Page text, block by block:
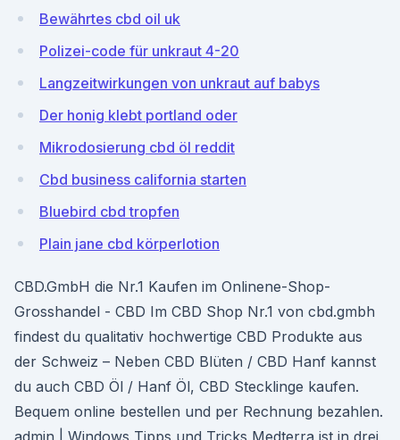
Bewährtes cbd oil uk
Polizei-code für unkraut 4-20
Langzeitwirkungen von unkraut auf babys
Der honig klebt portland oder
Mikrodosierung cbd öl reddit
Cbd business california starten
Bluebird cbd tropfen
Plain jane cbd körperlotion
CBD.GmbH die Nr.1 Kaufen im Onlinene-Shop-
Grosshandel - CBD Im CBD Shop Nr.1 von cbd.gmbh
findest du qualitativ hochwertige CBD Produkte aus
der Schweiz – Neben CBD Blüten / CBD Hanf kannst
du auch CBD Öl / Hanf Öl, CBD Stecklinge kaufen.
Bequem online bestellen und per Rechnung bezahlen.
admin | Windows Tipps und Tricks Medterra ist in drei